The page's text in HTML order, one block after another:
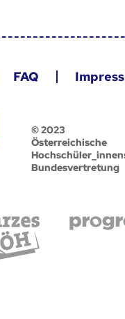
FAQ
© 2023
Österreichische
Bundesvertretung